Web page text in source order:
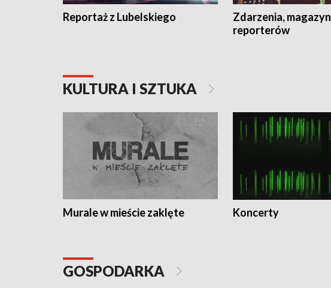
Reportaż z Lubelskiego
Zdarzenia, magazyn
reporterów
KULTURA I SZTUKA
Murale w mieście zaklęte Koncerty
GOSPODARKA